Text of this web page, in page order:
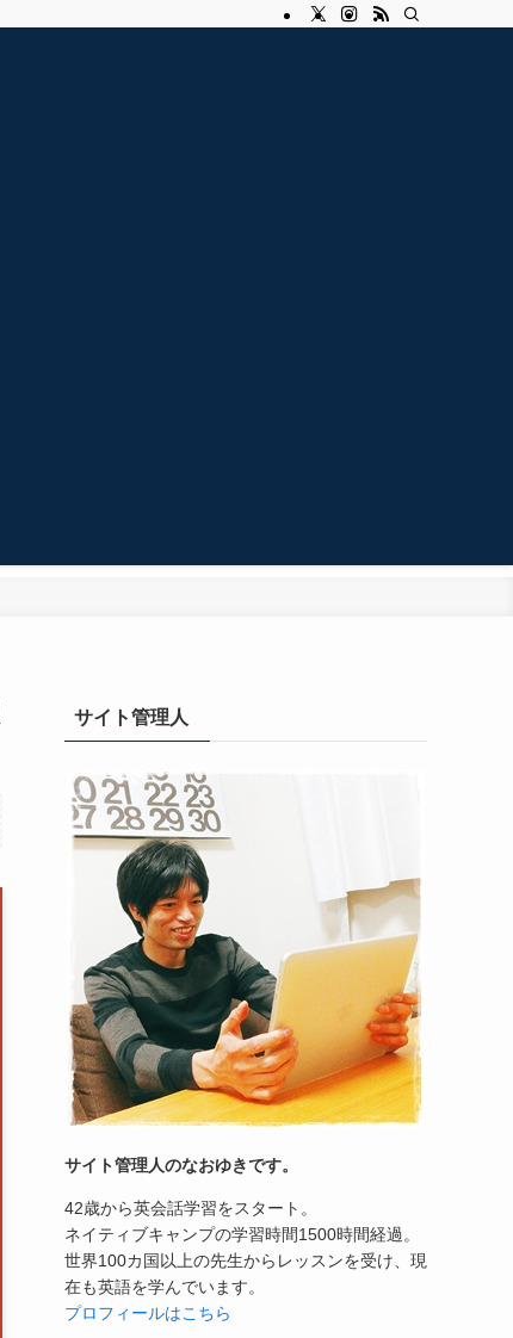
サイト管理人
サイト管理人のなおゆきです。
42歳から英会話学習をスタート。
ネイティブキャンプの学習時間1500時間経過。
世界100カ国以上の先生からレッスンを受け、現
在も英語を学んでいます。
プロフィールはこちら